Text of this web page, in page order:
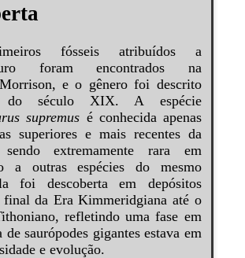
fósseis atribuídos a
foram encontrados na
e o gênero foi descrito
século XIX. A espécie
supremus é conhecida apenas
superiores e mais recentes da
sendo extremamente rara em
a outras espécies do mesmo
foi descoberta em depósitos
final da Era Kimmeridgiana até o
refletindo uma fase em
de saurópodes gigantes estava em
e evolução.